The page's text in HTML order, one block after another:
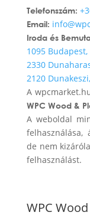
Telefonszám:
Email:
Iroda és
1095
2330
2120
A
WPC Wood &
A weboldal
felhasználása,
de nem
felhasználást.
WPC